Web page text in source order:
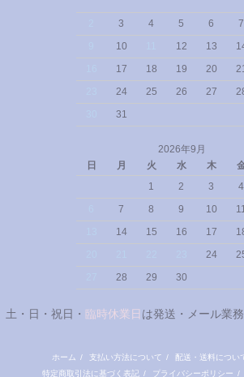
3 4 5 6 7
10 12 13
17 18 19 20
24 25 26 27
31
2026年9月
日
月 火 水 木
1
2 3 4
7 8 9 10
14 15 16 17
24
28 29 30
土・日・祝日・ 臨時休業日 は発送・メール業
ホーム / 支払い方法について / 配送・送料につい
特定商取引法に基づく表記 / プライバシーポリシー /